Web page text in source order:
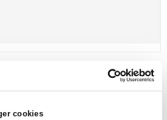
cookies